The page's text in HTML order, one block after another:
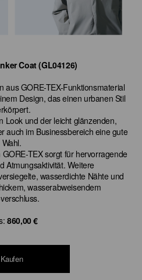
Coat (GL04126)
aus GORE-TEX-Funktionsmaterial
Design, das einen urbanen Stil
Look und der leicht glänzenden,
auch im Businessbereich eine gute
Wahl.
TEX sorgt für hervorragende
Atmungsaktivität. Weitere
wasserdichte Nähte und
wasserabweisendem
860,00 €
Kaufen